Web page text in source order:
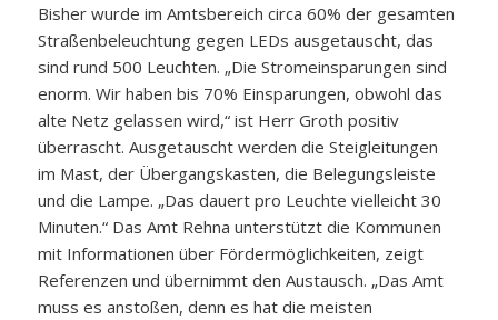
Bisher wurde im Amtsbereich circa 60% der gesamten
Straßenbeleuchtung gegen LEDs ausgetauscht, das
sind rund 500 Leuchten. „Die Stromeinsparungen sind
enorm. Wir haben bis 70% Einsparungen, obwohl das
alte Netz gelassen wird,“ ist Herr Groth positiv
überrascht. Ausgetauscht werden die Steigleitungen
im Mast, der Übergangskasten, die Belegungsleiste
und die Lampe. „Das dauert pro Leuchte vielleicht 30
Minuten.“ Das Amt Rehna unterstützt die Kommunen
mit Informationen über Fördermöglichkeiten, zeigt
Referenzen und übernimmt den Austausch. „Das Amt
muss es anstoßen, denn es hat die meisten